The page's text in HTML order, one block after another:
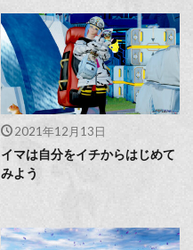
2021年12月13日
イマは自分をイチからはじめて
みよう